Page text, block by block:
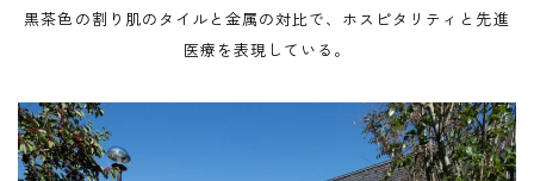
黒茶色の割り肌のタイルと金属の対比で、ホスピタリティと先進
医療を表現している。